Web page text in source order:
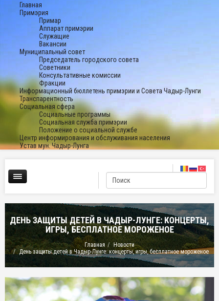
Главная
Примэрия
Примар
Аппарат примэрии
Служащие
Вакансии
Муниципальный совет
Председатель городского совета
Советники
Консультативные комиссии
Фракции
Информационный бюллетень примэрии и Совета Чадыр-Лунги
Транспарентность
Социальная сфера
Социальные программы
Социальная служба примэрии
Положение о социальной службе
Центр информирования и обслуживания населения
Устав мун. Чадыр-Лунга
ДЕНЬ ЗАЩИТЫ ДЕТЕЙ В ЧАДЫР-ЛУНГЕ: КОНЦЕРТЫ,
ИГРЫ, БЕСПЛАТНОЕ МОРОЖЕНОЕ
Главная
Новости
День защиты детей в Чадыр-Лунге: концерты, игры, бесплатное мороженое